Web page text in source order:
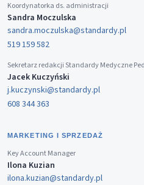
Koordynatorka ds. administracji
Sandra Moczulska
sandra.moczulska@standardy.pl
519 159 582
Sekretarz redakcji Standardy Medyczne
Jacek Kuczyński
j.kuczynski@standardy.pl
608 344 363
MARKETING I SPRZEDAŻ
Key Account Manager
Ilona Kuzian
ilona.kuzian@standardy.pl